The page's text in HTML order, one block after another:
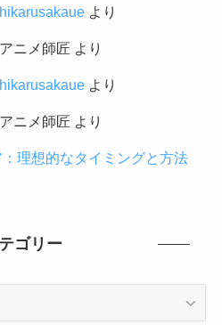
hikarusakaueより
アニメ師匠 より
hikarusakaueより
アニメ師匠 より
理想的なタイミングと方法
ゴリー